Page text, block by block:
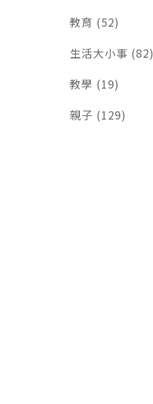
教育 (52)
生活大小事 (82)
教學 (19)
親子 (129)